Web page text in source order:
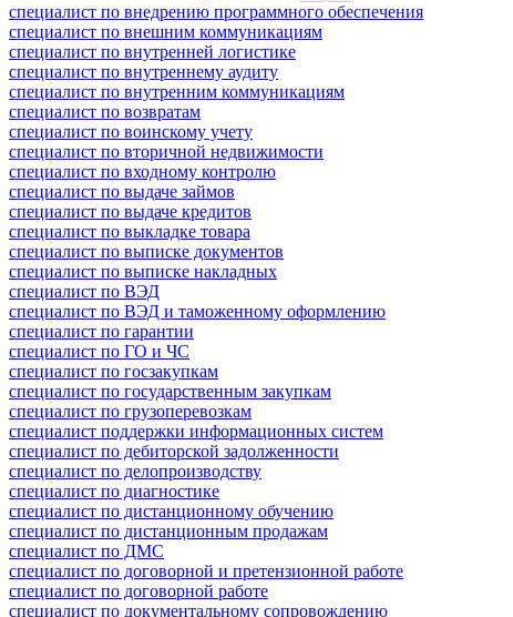
специалист по внедрению программного обеспечения
специалист по внешним коммуникациям
специалист по внутренней логистике
специалист по внутреннему аудиту
специалист по внутренним коммуникациям
специалист по возвратам
специалист по воинскому учету
специалист по вторичной недвижимости
специалист по входному контролю
специалист по выдаче займов
специалист по выдаче кредитов
специалист по выкладке товара
специалист по выписке документов
специалист по выписке накладных
специалист по ВЭД
специалист по ВЭД и таможенному оформлению
специалист по гарантии
специалист по ГО и ЧС
специалист по госзакупкам
специалист по государственным закупкам
специалист по грузоперевозкам
специалист поддержки информационных систем
специалист по дебиторской задолженности
специалист по делопроизводству
специалист по диагностике
специалист по дистанционному обучению
специалист по дистанционным продажам
специалист по ДМС
специалист по договорной и претензионной работе
специалист по договорной работе
специалист по документальному сопровождению